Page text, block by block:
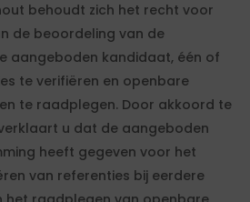
behoudt zich het recht voor
de beoordeling van de
aangeboden kandidaat, één of
te verifiëren en openbare
te raadplegen. Door akkoord te
u dat de aangeboden
heeft gegeven voor het
van referenties bij eerdere